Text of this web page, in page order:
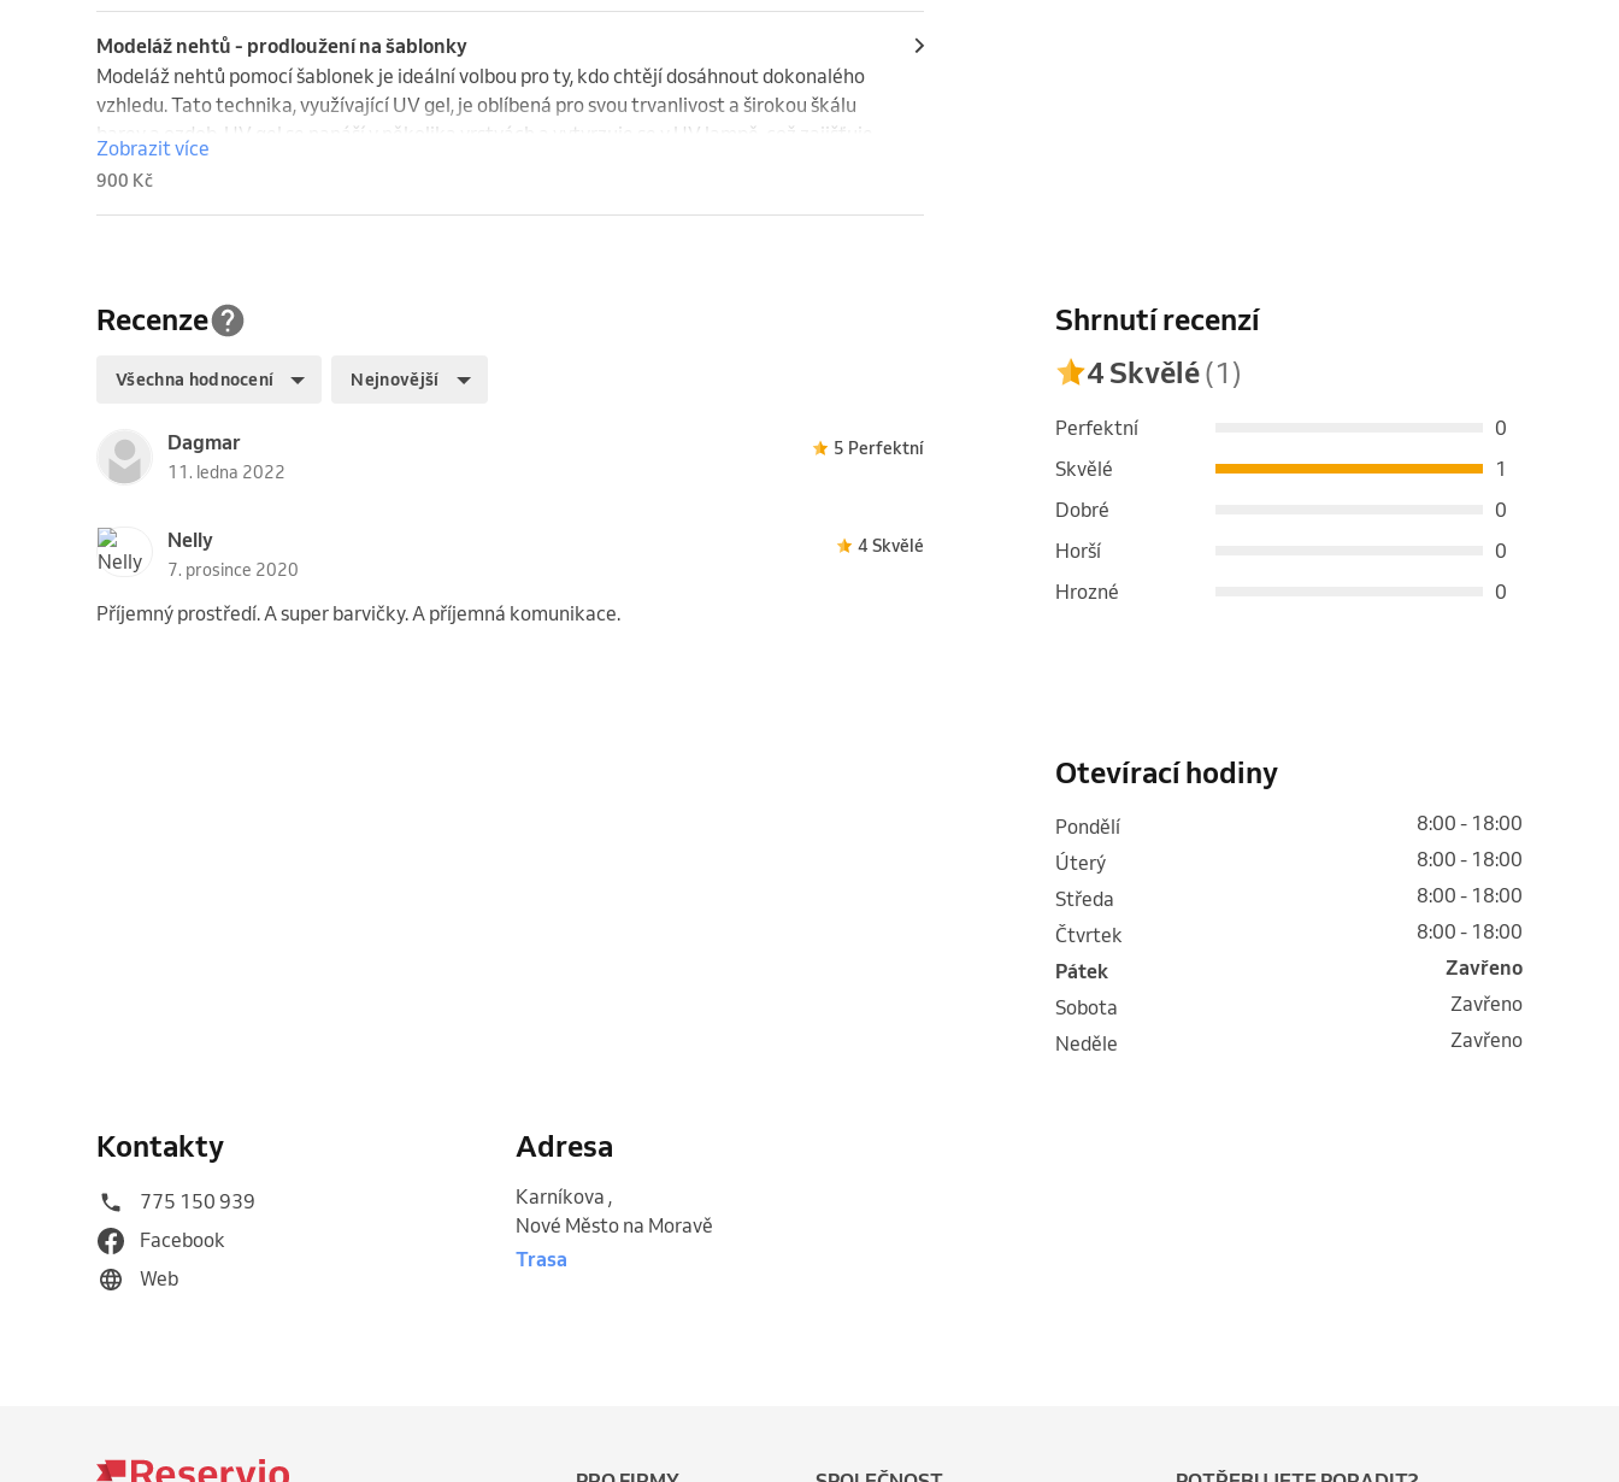
Modeláž nehtů - prodloužení na šablonky
Modeláž nehtů pomocí šablonek je ideální volbou pro ty, kdo chtějí dosáhnout dokonalého
vzhledu. Tato technika, využívající UV gel, je oblíbená pro svou trvanlivost a širokou škálu
barev a ozdob. UV gel se nanáší v několika vrstvách a vytvrzuje se v UV lampě, což zajišťuje
dlouhotrvající a perfektní vzhled. Dopřejte si pocit krásných a upravených rukou s
profesionální modeláží nehtů. Cena je dle délky prodloužení.
Zobrazit více
900 Kč
Recenze
Všechna hodnocení Nejnovější
Dagmar
11. ledna 2022
5 Perfektní
Nelly
7. prosince 2020
4 Skvělé
Příjemný prostředí. A super barvičky. A příjemná komunikace.
Shrnutí recenzí
4 Skvělé(1)
Perfektní
0
Skvělé
1
Dobré
0
Horší
0
Hrozné
0
Otevírací hodiny
pondělí
8:00 - 18:00
úterý
8:00 - 18:00
středa
8:00 - 18:00
čtvrtek
8:00 - 18:00
pátek
Zavřeno
sobota
Zavřeno
neděle
Zavřeno
Kontakty
775 150 939
Facebook
Web
Adresa
Karníkova ,
Nové Město na Moravě
Trasa